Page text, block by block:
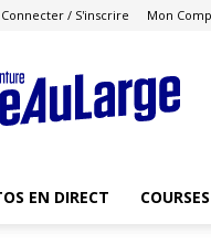
Connecter / S'inscrire Mon
Course
au
Large
EN DIRECT COURSES